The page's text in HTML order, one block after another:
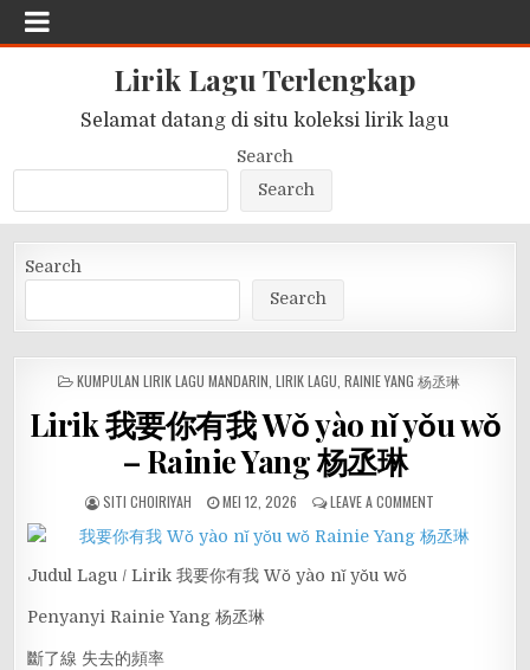
Lirik Lagu Terlengkap
Selamat datang di situ koleksi lirik lagu
Search
Search
Search
Search
POSTED
KUMPULAN LIRIK LAGU MANDARIN LIRIK LAGU RAINIE YANG 杨丞琳
Lirik 我要你有我 Wǒ yào nǐ yǒu wǒ
– Rainie Yang 杨丞琳
SITI CHOIRIYAH MEI 12, 2026 LEAVE A COMMENT
Judul Lagu / Lirik 我要你有我 Wǒ yào nǐ yǒu wǒ
Penyanyi Rainie Yang 杨丞琳
斷了線 失去的頻率